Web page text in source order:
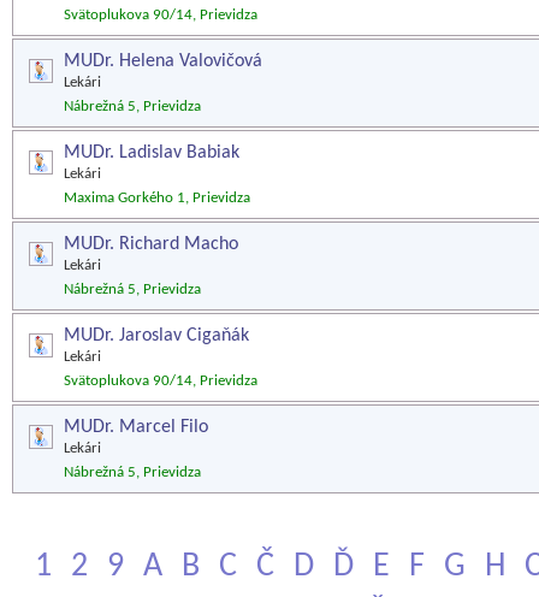
Svätoplukova 90/14, Prievidza
MUDr. Helena Valovičová
Lekári
Nábrežná 5, Prievidza
MUDr. Ladislav Babiak
Lekári
Maxima Gorkého 1, Prievidza
MUDr. Richard Macho
Lekári
Nábrežná 5, Prievidza
MUDr. Jaroslav Cigaňák
Lekári
Svätoplukova 90/14, Prievidza
MUDr. Marcel Filo
Lekári
Nábrežná 5, Prievidza
1 2 9 A B C Č D Ď E F G H